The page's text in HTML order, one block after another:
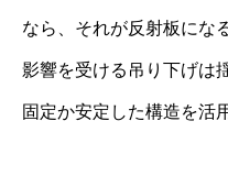
なら、それが反射板にな
影響を受ける吊り下げは
固定か安定した構造を活